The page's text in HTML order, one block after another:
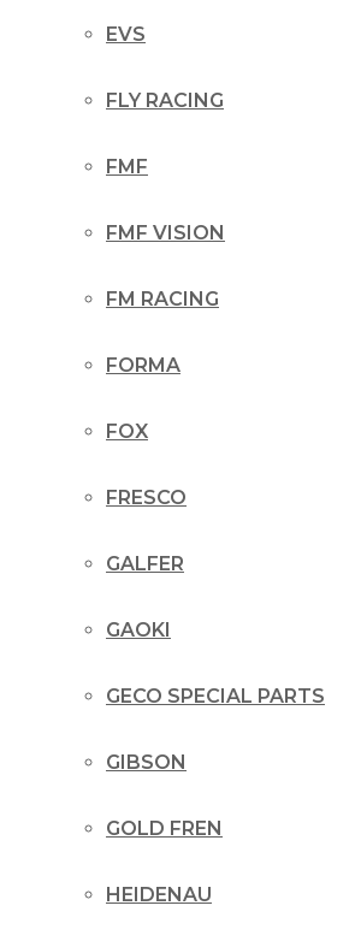
EVS
FLY RACING
FMF
FMF VISION
FM RACING
FORMA
FOX
FRESCO
GALFER
GAOKI
GECO SPECIAL PARTS
GIBSON
GOLD FREN
HEIDENAU